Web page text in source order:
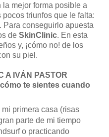
mejor forma posible a
triunfos que le falta:
conseguirlo apuesta
de SkinClinic. En esta
y, ¡cómo no! de los
su piel.
A IVÁN PASTOR
te sientes cuando
primera casa (risas
parte de mi tiempo
o practicando